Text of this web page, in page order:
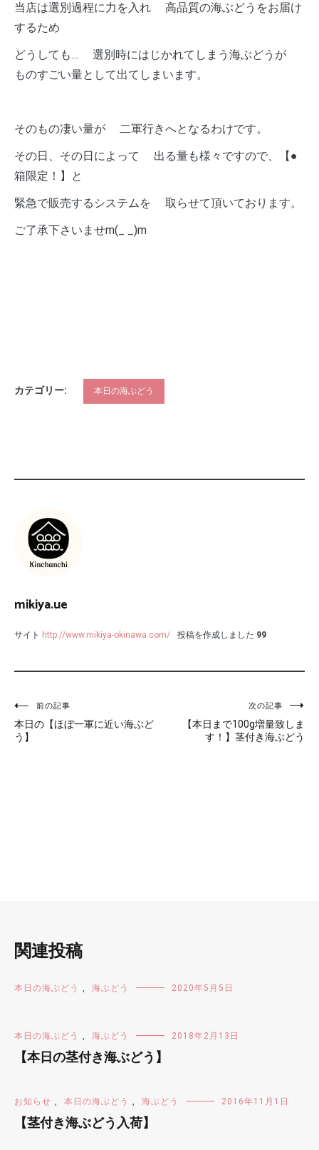
当店は選別過程に力を入れ 高品質の海ぶどうをお届け
するため
どうしても… 選別時にはじかれてしまう海ぶどうが
ものすごい量として出てしまいます。
そのもの凄い量が 二軍行きへとなるわけです。
その日、その日によって 出る量も様々ですので、【●
箱限定！】と
緊急で販売するシステムを 取らせて頂いております。
ご了承下さいませm(_ _)m
カテゴリー: 本日の海ぶどう
mikiya.ue
サイト http://www.mikiya-okinawa.com/ 投稿を作成しました 99
投
稿
前の記事
本日の【ほぼ一軍に近い海ぶど
う】
次の記事
【本日まで100g増量致しま
す！】茎付き海ぶどう
関連投稿
本日の海ぶどう , 海ぶどう 2020年5月5日
本日の海ぶどう , 海ぶどう 2018年2月13日
【本日の茎付き海ぶどう】
お知らせ , 本日の海ぶどう , 海ぶどう 2016年11月1日
【茎付き海ぶどう入荷】